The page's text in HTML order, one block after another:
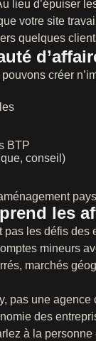
lieu d’épuiser
votre site
quelques
créer
BTP
conseil)
les
les défis
mineurs
marchés
pas une
des
à la